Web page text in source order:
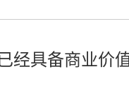
经具备商业价